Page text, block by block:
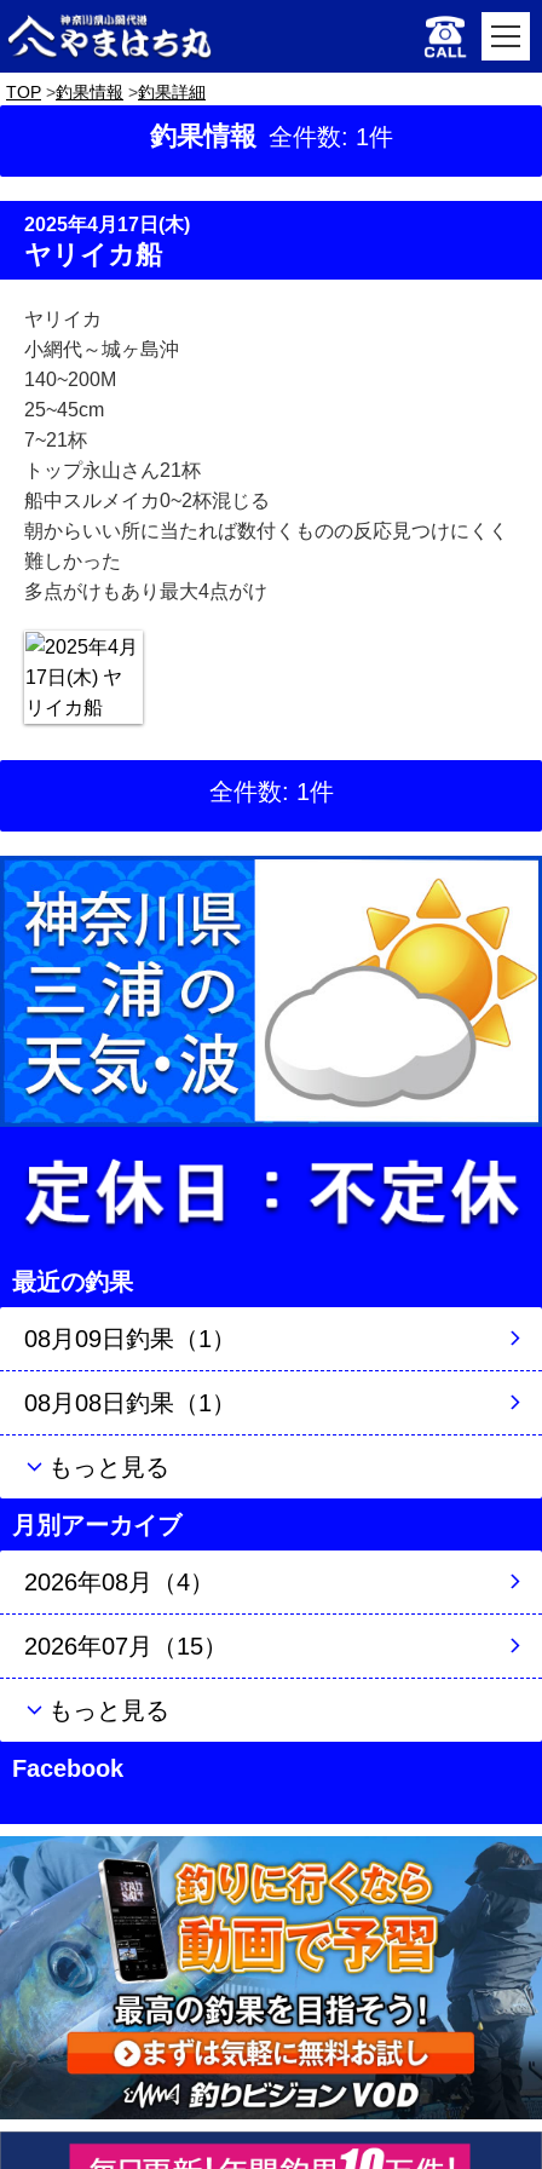
TOP 釣果情報 釣果詳細
釣果情報 全件数: 1件
2025年4月17日(木)
ヤリイカ船
ヤリイカ
小網代～城ヶ島沖
140~200M
25~45cm
7~21杯
トップ永山さん21杯
船中スルメイカ0~2杯混じる
朝からいい所に当たれば数付くものの反応見つけにくく
難しかった
多点がけもあり最大4点がけ
全件数: 1件
最近の釣果
08月09日釣果（1）
08月08日釣果（1）
もっと見る
月別アーカイブ
2026年08月（4）
2026年07月（15）
もっと見る
Facebook